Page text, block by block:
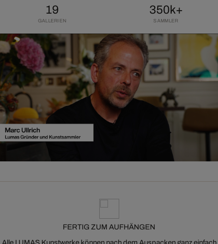
19
GALLERIEN
350k+
SAMMLER
FERTIG ZUM AUFHÄNGEN
Alle LUMAS Kunstwerke können nach dem Auspacken ganz einfach